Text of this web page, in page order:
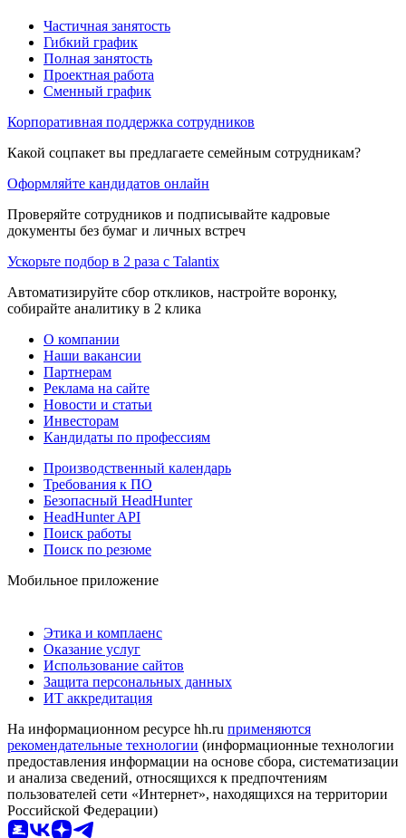
Частичная занятость
Гибкий график
Полная занятость
Проектная работа
Сменный график
Корпоративная поддержка сотрудников
Какой соцпакет вы предлагаете семейным сотрудникам?
Оформляйте кандидатов онлайн
Проверяйте сотрудников и подписывайте кадровые
документы без бумаг и личных встреч
Ускорьте подбор в 2 раза с Talantix
Автоматизируйте сбор откликов, настройте воронку,
собирайте аналитику в 2 клика
О компании
Наши вакансии
Партнерам
Реклама на сайте
Новости и статьи
Инвесторам
Кандидаты по профессиям
Производственный календарь
Требования к ПО
Безопасный HeadHunter
HeadHunter API
Поиск работы
Поиск по резюме
Мобильное приложение
Этика и комплаенс
Оказание услуг
Использование сайтов
Защита персональных данных
ИТ аккредитация
На информационном ресурсе hh.ru применяются
рекомендательные технологии (информационные технологии
предоставления информации на основе сбора, систематизации
и анализа сведений, относящихся к предпочтениям
пользователей сети «Интернет», находящихся на территории
Российской Федерации)